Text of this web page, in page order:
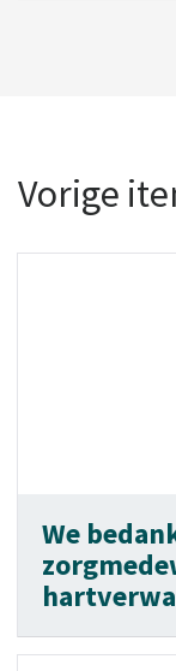
Vorige
We